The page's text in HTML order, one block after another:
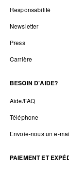
Responsabilité
Newsletter
Press
Carrière
BESOIN D'AIDE?
Aide/FAQ
Téléphone
Envoie-nous un e-
PAIEMENT ET